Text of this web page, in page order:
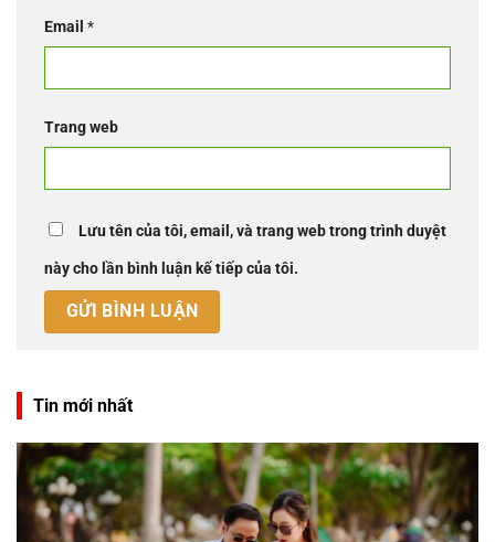
Email *
Trang web
Lưu tên của tôi, email, và trang web trong trình duyệt
này cho lần bình luận kế tiếp của tôi.
Tin mới nhất